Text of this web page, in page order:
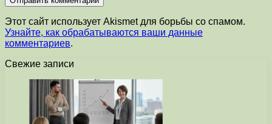
Этот сайт использует Akismet для борьбы со спамом.
Узнайте, как обрабатываются ваши данные
комментариев.
Свежие записи